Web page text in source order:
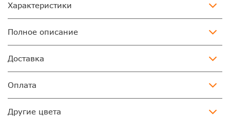
Характеристики
Полное описание
Доставка
Оплата
Другие цвета